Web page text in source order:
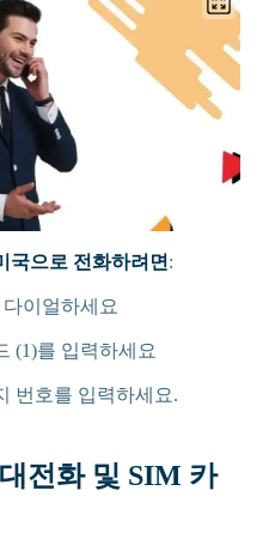
국으로 전화하려면 :
이얼하세요
(1)를 입력하세요
번호를 입력하세요.
전화 및 SIM 카